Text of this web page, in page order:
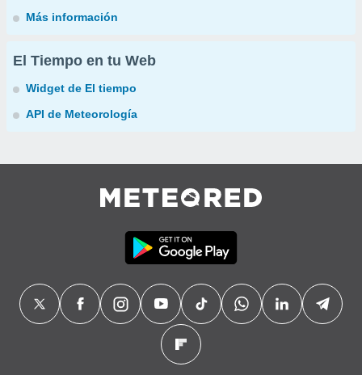
Más información
El Tiempo en tu Web
Widget de El tiempo
API de Meteorología